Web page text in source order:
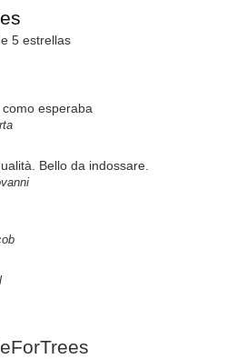
5 estrellas
esperaba
Bello da indossare.